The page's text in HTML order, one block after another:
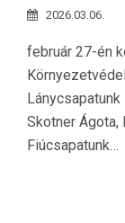
2026.03.06.
február 27-én
Skotner Ágota,
Fiúcsapatunk…